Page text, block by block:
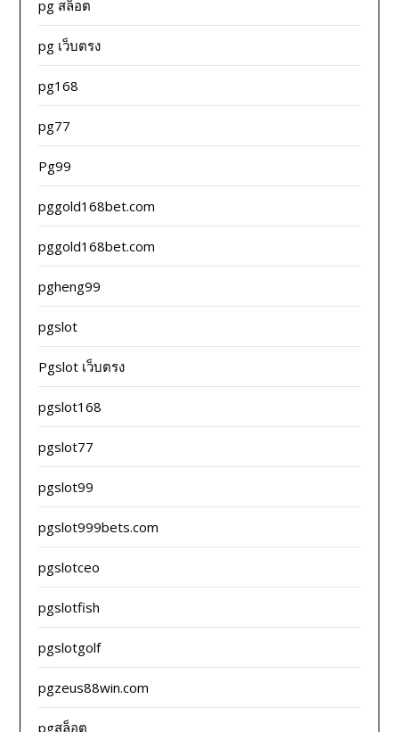
pg สล็อต
pg เว็บตรง
pg168
pg77
Pg99
pggold168bet.com
pggold168bet.com
pgheng99
pgslot
Pgslot เว็บตรง
pgslot168
pgslot77
pgslot99
pgslot999bets.com
pgslotceo
pgslotfish
pgslotgolf
pgzeus88win.com
pgสล็อต